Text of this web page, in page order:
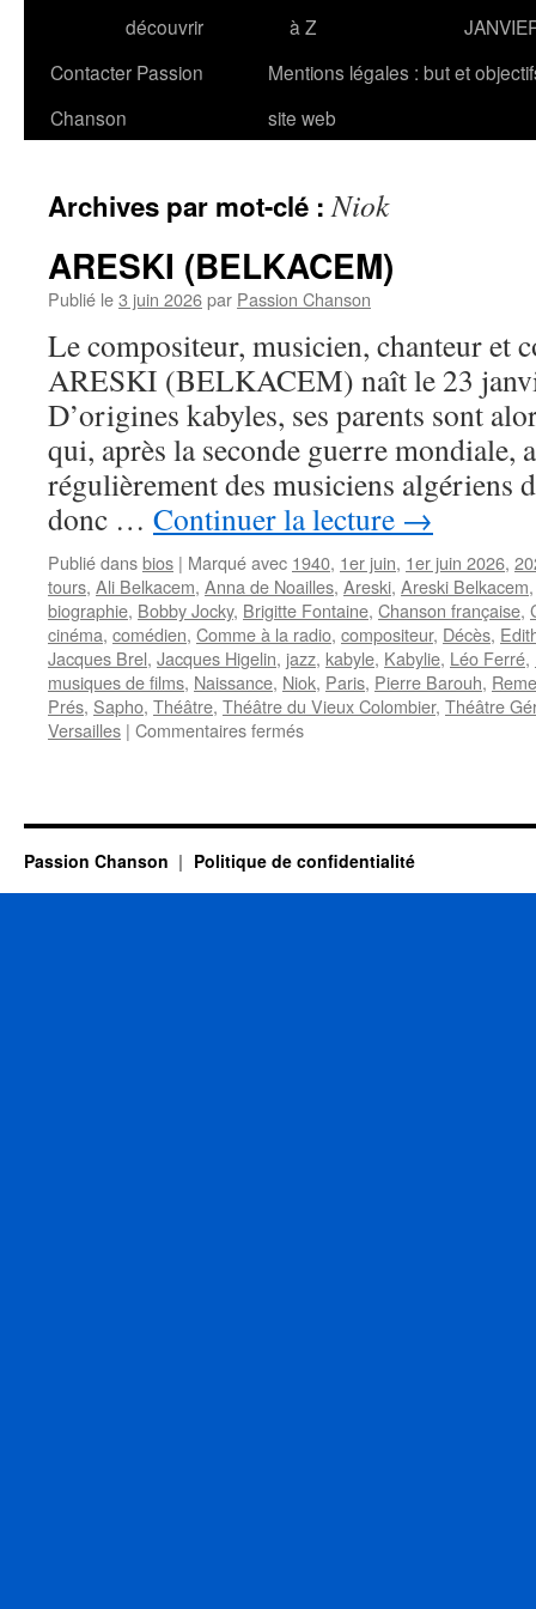
découvrir
à Z
Contacter Passion
Chanson
Mentions légales : but et
site web
Archives par mot-clé :Niok
ARESKI (BELKACEM)
Publié le3 juin 2026par Passion Chanson
Le compositeur, musicien, chanteur et
ARESKI (BELKACEM) naît le 23
D’origines kabyles, ses parents sont
qui, après la seconde guerre mondiale,
régulièrement des musiciens algériens
donc … Continuer la lecture →
Publié dansbios | Marqué avec 1940, 1er juin, 1er juin 2026,
tours, Ali Belkacem, Anna de Noailles, Areski, Areski Belkacem
biographie, Bobby Jocky, Brigitte Fontaine, Chanson française,
cinéma, comédien, Comme à la radio, compositeur, Décès,
Jacques Brel, Jacques Higelin, jazz, kabyle, Kabylie, Léo Ferré,
musiques de films, Naissance, Niok, Paris, Pierre Barouh,
Prés, Sapho, Théâtre, Théâtre du Vieux Colombier, Théâtre
Versailles | Commentaires ferméssur
Passion Chanson Politique de confidentialité